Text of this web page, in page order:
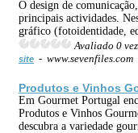
O design de
principais actividades.
gráfico (fotoidentidade,
Avaliado 0
site - www.sevenfiles.com
Produtos e Vinhos
Em Gourmet Portugal
Produtos e Vinhos
descubra a variedade